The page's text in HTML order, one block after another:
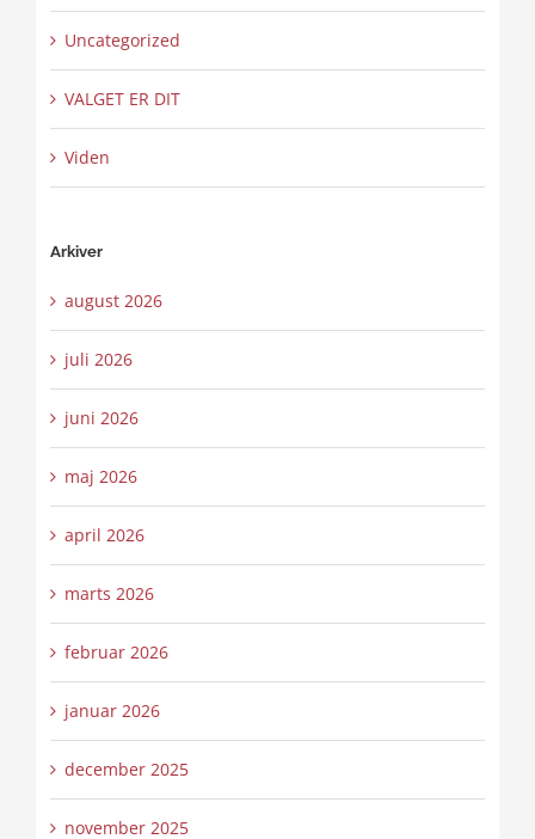
Uncategorized
VALGET ER DIT
Viden
Arkiver
august 2026
juli 2026
juni 2026
maj 2026
april 2026
marts 2026
februar 2026
januar 2026
december 2025
november 2025